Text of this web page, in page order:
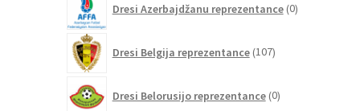
Dresi Azerbajdžanu reprezentance 0izdelkov
Dresi Belgija reprezentance 107izdelkov
Dresi Belorusijo reprezentance 0izdelkov